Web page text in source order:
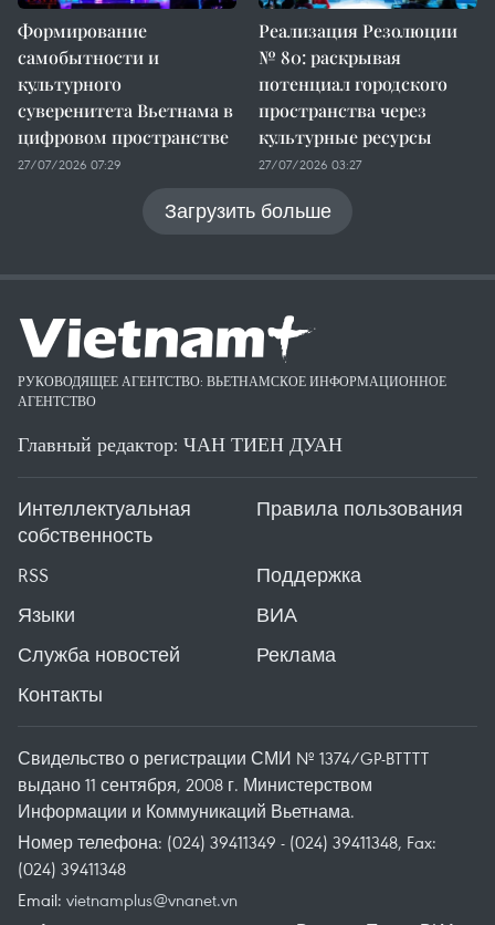
Формирование
самобытности и
культурного
суверенитета Вьетнама в
цифровом пространстве
27/07/2026 07:29
Реализация Резолюции
№ 80: раскрывая
потенциал городского
пространства через
культурные ресурсы
27/07/2026 03:27
Загрузить больше
РУКОВОДЯЩЕЕ АГЕНТСТВО: ВЬЕТНАМСКОЕ ИНФОРМАЦИОННОЕ
АГЕНТСТВО
Главный редактор: ЧАН ТИЕН ДУАН
Интеллектуальная
собственность
Правила пользования
RSS
Поддержка
Языки
ВИА
Служба новостей
Реклама
Контакты
Свидельство о регистрации СМИ № 1374/GP-BTTTT
выдано 11 сентября, 2008 г. Министерством
Информации и Коммуникаций Вьетнама.
Номер телефона: (024) 39411349 - (024) 39411348, Fax:
(024) 39411348
Email: vietnamplus@vnanet.vn